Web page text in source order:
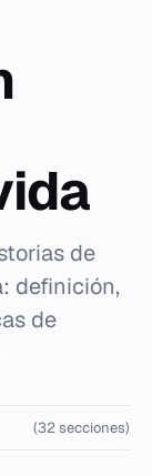
de
definición,
de
(32 secciones)